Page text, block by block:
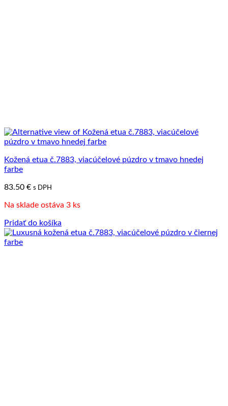
Kožená etua č.7883, viacúčelové púzdro v tmavo hnedej
farbe
83.50 € s DPH
Na sklade ostáva 3 ks
Pridať do košíka